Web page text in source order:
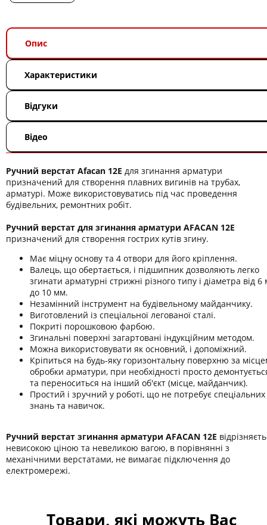
Опис
Характеристики
Відгуки
Відео
Ручний верстат Afacan 12E для згинання арматури
призначений для створення плавних вигинів на трубах,
арматурі. Може використовуватись під час проведення
будівельних, ремонтних робіт.
Ручний верстат для згинання арматури AFACAN 12Е
призначений для створення гострих кутів згину.
Має міцну основу та 4 отвори для його кріплення.
Валець, що обертається, і підшипник дозволяють легко
згинати арматурні стрижні різного типу і діаметра від 6
до 10 мм.
Незамінний інструмент на будівельному майданчику.
Виготовлений із спеціальної легованої сталі.
Покриті порошковою фарбою.
Згинальні поверхні загартовані індукційним методом.
Можна використовувати як основний, і допоміжний.
Кріпиться на будь-яку горизонтальну поверхню за
обробки арматури, при необхідності просто
та переноситься на інший об'єкт (місце, майданчик).
Простий і зручний у роботі, що не потребує спеціальних
знань та навичок.
Ручний верстат згинання арматури AFACAN 12Е
невисокою ціною та невеликою вагою, в порівнянні з
механічними верстатами, не вимагає підключення до
електромережі.
Товари, які можуть Вас